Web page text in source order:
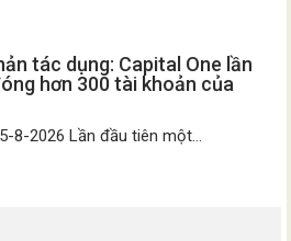
tác dụng: Capital One lần
hơn 300 tài khoản của
8-2026 Lần đầu tiên một...